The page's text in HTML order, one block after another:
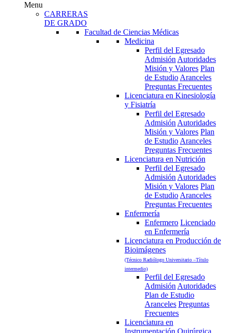
Menu
CARRERAS
DE GRADO
Facultad de Ciencias Médicas
Medicina
Perfil del Egresado
AdmisiónAutoridades
Misión y Valores Plan
de EstudioAranceles
Preguntas Frecuentes
Licenciatura en Kinesiología
y Fisiatría
Perfil del Egresado
AdmisiónAutoridades
Misión y Valores Plan
de EstudioAranceles
Preguntas Frecuentes
Licenciatura en Nutrición
Perfil del Egresado
AdmisiónAutoridades
Misión y Valores Plan
de EstudioAranceles
Preguntas Frecuentes
Enfermería
Enfermero Licenciado
en Enfermería
Licenciatura en Producción de
Bioimágenes
(Técnico Radiólogo Universitario –Título
intermedio)
Perfil del Egresado
AdmisiónAutoridades
Plan de Estudio
Aranceles Preguntas
Frecuentes
Licenciatura en